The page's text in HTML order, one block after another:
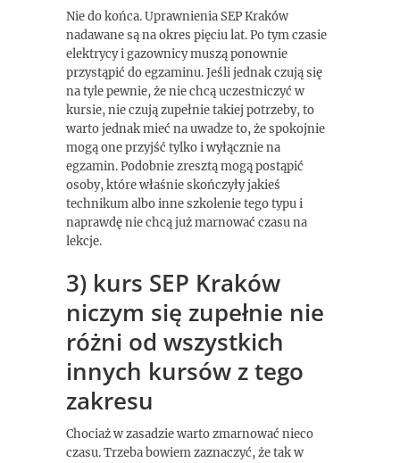
Nie do końca. Uprawnienia SEP Kraków
nadawane są na okres pięciu lat. Po tym czasie
elektrycy i gazownicy muszą ponownie
przystąpić do egzaminu. Jeśli jednak czują się
na tyle pewnie, że nie chcą uczestniczyć w
kursie, nie czują zupełnie takiej potrzeby, to
warto jednak mieć na uwadze to, że spokojnie
mogą one przyjść tylko i wyłącznie na
egzamin. Podobnie zresztą mogą postąpić
osoby, które właśnie skończyły jakieś
technikum albo inne szkolenie tego typu i
naprawdę nie chcą już marnować czasu na
lekcje.
3) kurs SEP Kraków
niczym się zupełnie nie
różni od wszystkich
innych kursów z tego
zakresu
Chociaż w zasadzie warto zmarnować nieco
czasu. Trzeba bowiem zaznaczyć, że tak w